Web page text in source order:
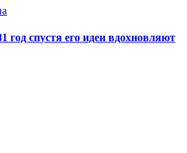
год спустя его идеи вдохновляют